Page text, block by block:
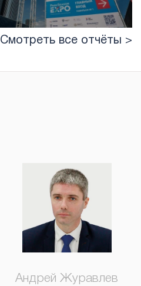
Смотреть все отчёты >
Андрей Журавлев